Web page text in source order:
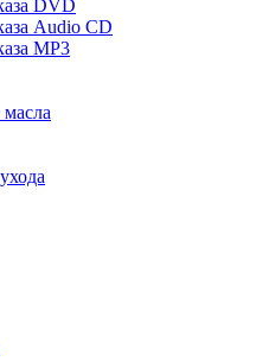
DVD
Audio CD
MP3